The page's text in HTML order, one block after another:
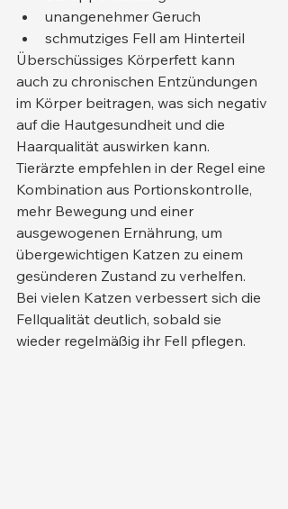
unangenehmer Geruch
schmutziges Fell am Hinterteil
Überschüssiges Körperfett kann
auch zu chronischen Entzündungen
im Körper beitragen, was sich negativ
auf die Hautgesundheit und die
Haarqualität auswirken kann.
Tierärzte empfehlen in der Regel eine
Kombination aus Portionskontrolle,
mehr Bewegung und einer
ausgewogenen Ernährung, um
übergewichtigen Katzen zu einem
gesünderen Zustand zu verhelfen.
Bei vielen Katzen verbessert sich die
Fellqualität deutlich, sobald sie
wieder regelmäßig ihr Fell pflegen.